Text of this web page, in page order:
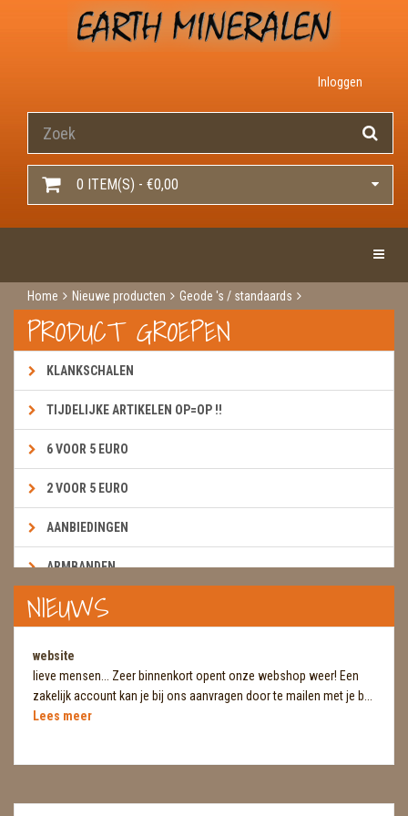
Inloggen
0 ITEM(S) - €0,00
Home Nieuwe producten
Geode 's / standaards
Agaat standaard
PRODUCT GROEPEN
KLANKSCHALEN
TIJDELIJKE ARTIKELEN OP=OP !!
6 VOOR 5 EURO
2 VOOR 5 EURO
AANBIEDINGEN
ARMBANDEN
BOEKEN & KAARTEN E.A.R.T.H.
BROEKZAKSTENEN
CADEAUBONNEN
DIERTJES
DIVERSE
NIEUWS
website
lieve mensen... Zeer binnenkort opent onze webshop weer! Een
zakelijk account kan je bij ons aanvragen door te mailen met je b...
Lees meer